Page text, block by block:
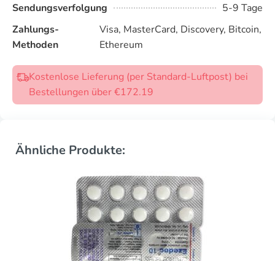
Sendungsverfolgung
5-9 Tage
Zahlungs-
Methoden
Visa, MasterCard, Discovery, Bitcoin,
Ethereum
Kostenlose Lieferung (per Standard-Luftpost) bei
Bestellungen über €172.19
Ähnliche Produkte: